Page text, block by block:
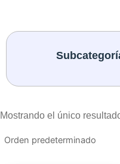
Mostrando el único